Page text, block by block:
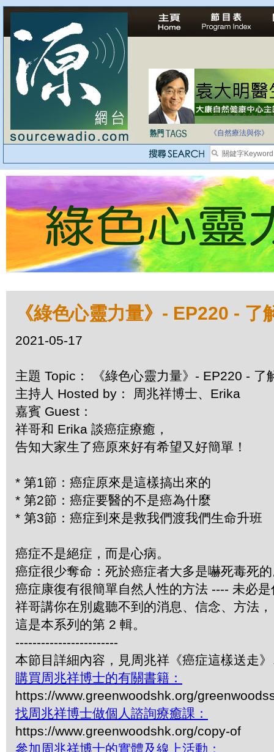
自家教育合法化-
《自然療法與你》
《綠色心靈力量》- EP220 -
2021-05-17
主題 Topic： 《綠色心靈力量》- EP220 - 了
主持人 Hosted by： 周兆祥博士、Erika
嘉賓 Guest：
祥哥和 Erika 談癌症療癒，
告知大家生了癌原來好有希望又好簡單！
* 第1節：癌症原來是這樣搞出來的
* 第2節：癌症要醫的不是癌為什麼
* 第3節：癌症到來是救我們渡我們生命升班
癌症不是絕症，而是心病。
癌症很少奪命：死於癌症者大多是嚇死毒死
癌症康復有很簡單自然人性的方法 ---- 未必
祥哥講你在別處聽不到的消息、信念、方法，
這是本系列的第 2 輯。
------------------------
本節目詳細內容，見周兆祥《癌症這樣送走
購買周兆祥博士的有關書籍：
https://www.greenwoodshk.org/
找周兆祥博士做個人諮詢療癒課：
https://www.greenwoodshk.org/copy-of
參加周兆祥博士的實體及線上活動：